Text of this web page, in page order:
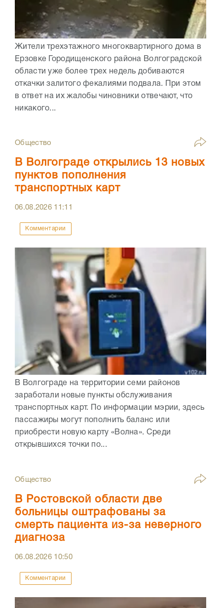
Жители трехэтажного многоквартирного дома в
Ерзовке Городищенского района Волгоградской
области уже более трех недель добиваются
откачки залитого фекалиями подвала. При этом
в ответ на их жалобы чиновники отвечают, что
никакого...
Общество
В Волгограде открылись 13 новых
пунктов пополнения
транспортных карт
06.08.2026 11:11
Комментарии
В Волгограде на территории семи районов
заработали новые пункты обслуживания
транспортных карт. По информации мэрии, здесь
пассажиры могут пополнить баланс или
приобрести новую карту «Волна». Среди
открывшихся точки по...
Общество
В Ростовской области две
больницы оштрафованы за
смерть пациента из-за неверного
диагноза
06.08.2026 10:50
Комментарии